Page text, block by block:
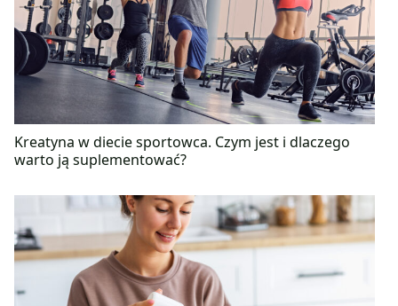
Kreatyna w diecie sportowca. Czym jest i dlaczego
warto ją suplementować?